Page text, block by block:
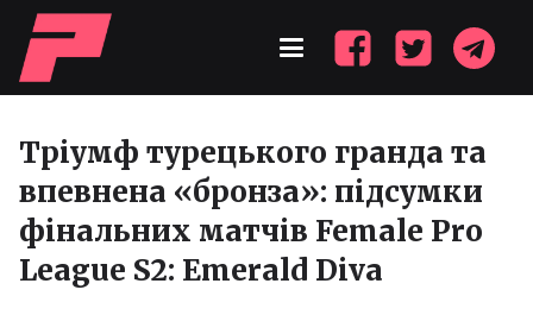
Тріумф турецького гранда та
впевнена «бронза»: підсумки
фінальних матчів Female Pro
League S2: Emerald Diva